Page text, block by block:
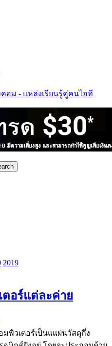
อม - แหล่งเรียนรู้คู่คนไอที
2019
ตอร์แต่ละค่าย
พิวเตอร์เป็นแแผ่นวัสดุกึ่ง